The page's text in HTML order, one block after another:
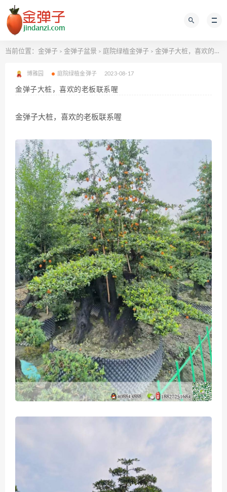
当前位置： 金弹子 > 金弹子盆景 > 庭院绿植金弹子 > 金弹子大桩，喜欢的老板联系喔
博雅园 庭院绿植金弹子 2023-08-17
金弹子大桩，喜欢的老板联系喔
金弹子大桩，喜欢的老板联系喔